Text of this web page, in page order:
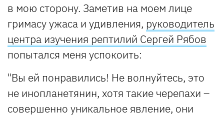
в мою сторону. Заметив на моем лице
гримасу ужаса и удивления, руководитель
центра изучения рептилий Сергей Рябов
попытался меня успокоить:
"Вы ей понравились! Не волнуйтесь, это
не инопланетянин, хотя такие черепахи –
совершенно уникальное явление, они